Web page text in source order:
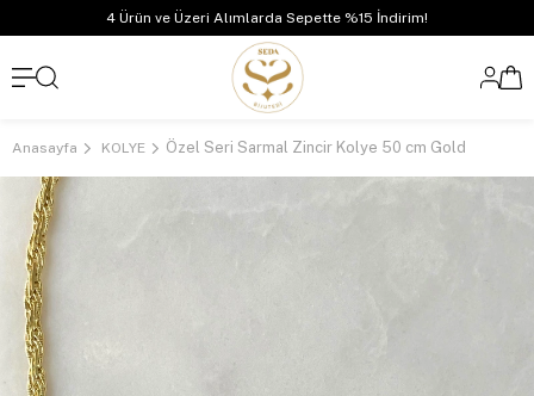
4 Ürün ve Üzeri Alımlarda Sepette %15 İndirim!
Anasayfa KOLYE Özel Seri Sarmal Zincir Kolye 50 cm Gold